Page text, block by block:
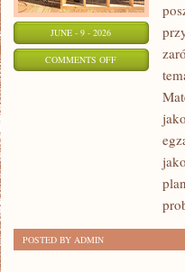
JUNE - 9 - 2026
COMMENTS OFFON
PODSTAWY
MATEMATYKI
POSTED BY ADMIN